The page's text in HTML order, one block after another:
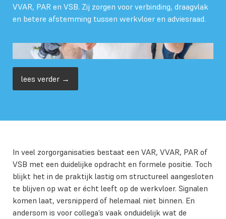
VVAR, PAR en VSB. Zij zorgen voor verbinding, draagvlak
en betere afstemming tussen werkvloer en adviesraad.
lees verder →
In veel zorgorganisaties bestaat een VAR, VVAR, PAR of
VSB met een duidelijke opdracht en formele positie. Toch
blijkt het in de praktijk lastig om structureel aangesloten
te blijven op wat er écht leeft op de werkvloer. Signalen
komen laat, versnipperd of helemaal niet binnen. En
andersom is voor collega’s vaak onduidelijk wat de